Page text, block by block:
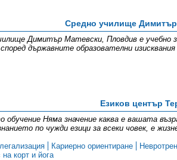
Средно училище
Димитър Матевски, Пловдив е учебно
държавните образователни
Езиков център
обучение Няма значение каква е вашата
по чужди езици за всеки човек, е
Кариерно ориентиране
на корт и йога